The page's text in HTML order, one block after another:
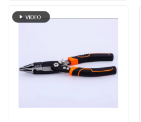
Tesi combinate
utensili manuali